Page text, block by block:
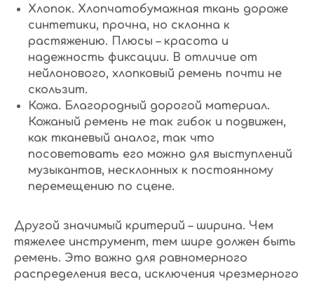
Хлопок. Хлопчатобумажная ткань дороже
синтетики, прочна, но склонна к
растяжению. Плюсы – красота и
надежность фиксации. В отличие от
нейлонового, хлопковый ремень почти не
скользит.
Кожа. Благородный дорогой материал.
Кожаный ремень не так гибок и подвижен,
как тканевый аналог, так что
посоветовать его можно для выступлений
музыкантов, несклонных к постоянному
перемещению по сцене.
Другой значимый критерий – ширина. Чем
тяжелее инструмент, тем шире должен быть
ремень. Это важно для равномерного
распределения веса, исключения чрезмерного